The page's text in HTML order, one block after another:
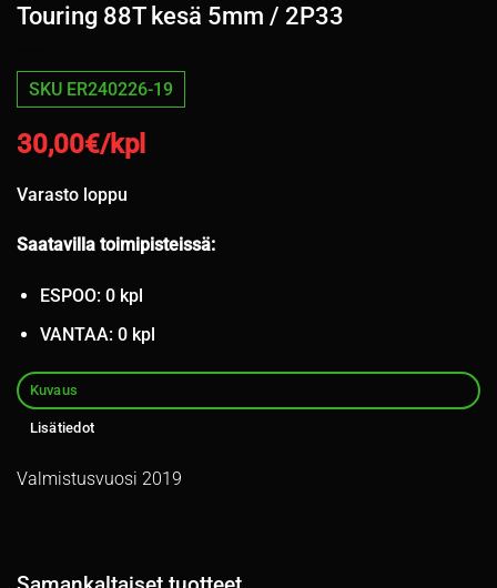
Touring 88T kesä 5mm / 2P33
SKU ER240226-19
30,00€/kpl
Varasto loppu
Saatavilla toimipisteissä:
ESPOO: 0 kpl
VANTAA: 0 kpl
Kuvaus
Lisätiedot
Valmistusvuosi 2019